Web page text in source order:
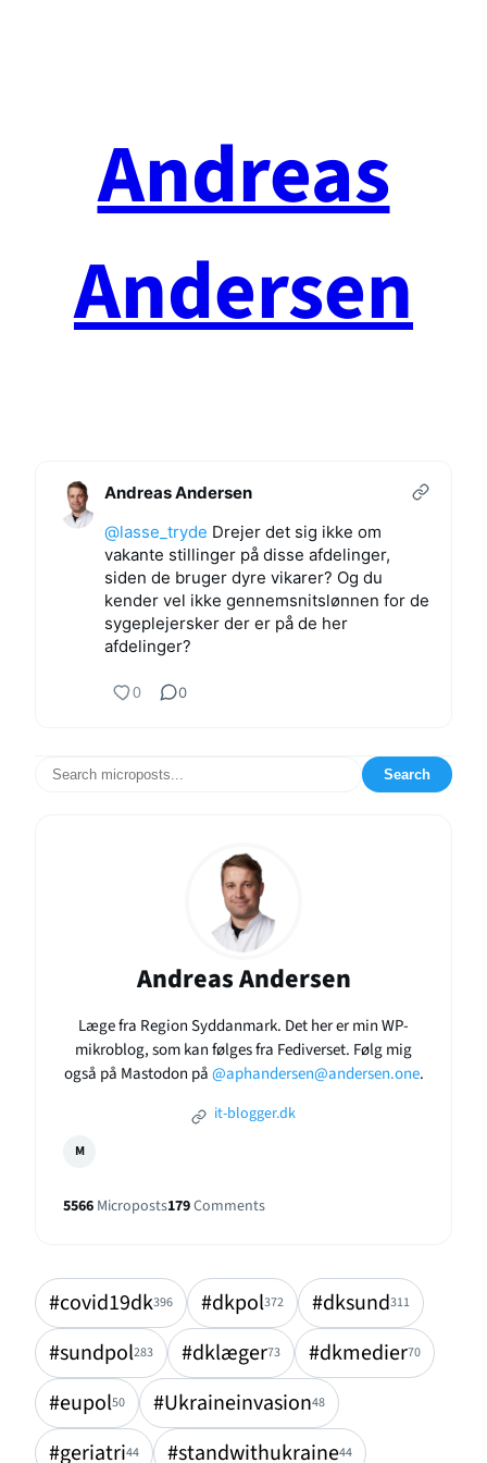
Andreas
Andersen
Andreas Andersen
@lasse_tryde Drejer det sig ikke om
vakante stillinger på disse afdelinger,
siden de bruger dyre vikarer? Og du
kender vel ikke gennemsnitslønnen for de
sygeplejersker der er på de her
afdelinger?
0 0
Search
Andreas Andersen
Læge fra Region Syddanmark. Det her er min WP-
mikroblog, som kan følges fra Fediverset. Følg mig
også på Mastodon på@aphandersen@andersen.one.
it-blogger.dk
M
5566 Microposts179Comments
#covid19dk396 #dkpol372 #dksund311
#sundpol283 #dklæger73 #dkmedier70
#eupol50 #Ukraineinvasion48
#geriatri44 #standwithukraine44